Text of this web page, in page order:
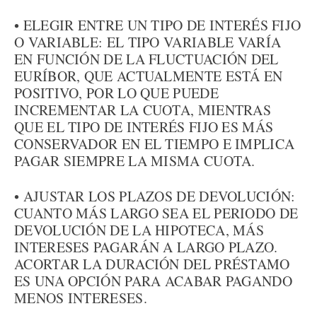
• ELEGIR ENTRE UN TIPO DE INTERÉS FIJO
O VARIABLE: EL TIPO VARIABLE VARÍA
EN FUNCIÓN DE LA FLUCTUACIÓN DEL
EURÍBOR, QUE ACTUALMENTE ESTÁ EN
POSITIVO, POR LO QUE PUEDE
INCREMENTAR LA CUOTA, MIENTRAS
QUE EL TIPO DE INTERÉS FIJO ES MÁS
CONSERVADOR EN EL TIEMPO E IMPLICA
PAGAR SIEMPRE LA MISMA CUOTA.
• AJUSTAR LOS PLAZOS DE DEVOLUCIÓN:
CUANTO MÁS LARGO SEA EL PERIODO DE
DEVOLUCIÓN DE LA HIPOTECA, MÁS
INTERESES PAGARÁN A LARGO PLAZO.
ACORTAR LA DURACIÓN DEL PRÉSTAMO
ES UNA OPCIÓN PARA ACABAR PAGANDO
MENOS INTERESES.